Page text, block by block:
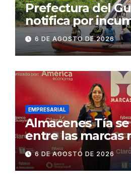
Prefectura del
notifica por
contractual a la
Concesionaria
exige celeridad
desmontaje del
Gonzalo Icaza
Daule
6 DE AGOSTO DE 2026
EMPRESARIAL
Almacenes Tía
entre las marcas
influyentes del
6 DE AGOSTO DE 2026